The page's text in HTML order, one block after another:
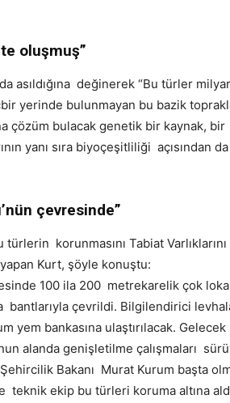
oluşmuş”
asıldığına değinerek “Bu türler
yerinde bulunmayan bu bazik
çözüm bulacak genetik bir kaynak, bir
yanı sıra biyoçeşitliliği açısından
çevresinde”
korunmasını Tabiat Varlıklarını
Kurt, şöyle konuştu:
100 ila 200 metrekarelik çok
bantlarıyla çevrildi. Bilgilendirici
yem bankasına ulaştırılacak. Gelecek
alanda genişletilme çalışmaları
Bakanı Murat Kurum başta
teknik ekip bu türleri koruma altına